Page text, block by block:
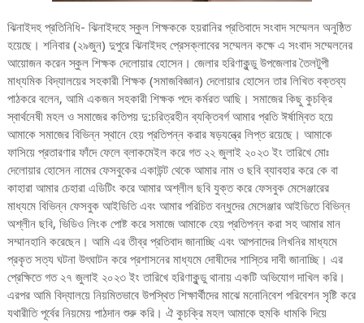
ঝিনাইদহ প্রতিনিধি- ঝিনাইদহে স্কুল শিক্ষককে হয়রানির প্রতিবাদে সংবাদ সম্মেলন অনুষ্ঠিত
হয়েছে। শনিবার (২৯জুন) দুপুরে ঝিনাইদহ প্রেসক্লাবের সম্মেলন কক্ষে এ সংবাদ সম্মেলনের
আয়োজন করেন স্কুল শিক্ষক দেলোয়ার হোসেন। জেলার হরিণাকুন্ডু উপজেলার তৈলটুপী
মাধ্যমিক বিদ্যালয়ের সহকারী শিক্ষক (সমাজবিজ্ঞান) দেলোয়ার হোসেন তার লিখিত বক্তব্য
পাঠকরে বলেন, আমি একজন সহকারী শিক্ষক পদে কর্মরত আছি। সমাজের কিছু কুচক্রি
স্বার্থনেষী মহল ও সমাজের কতিপয় দু:চরিত্রহীন ব্যক্তিবর্গ আমার প্রতি ঈর্ষাম্বিত হয়ে
আমাকে সমাজের বিভিন্ন স্থানে হেয় প্রতিপন্ন করার ষড়যন্ত্রে লিপ্ত রয়েছে। আমাকে
ফাসিয়ে প্রতারণার ফাঁদে ফেলে ব্লাকমেইল করে গত ২২ জুলাই ২০২৩ ইং তারিখে মোঃ
দেলোয়ার হোসেন নামের ফেসবুকের একাউন্ট থেকে আমার নাম ও ছবি ব্যাবহার করে কে বা
কাহারা আমার চেহারা এডিটিং করে আমার অশ্লীল ছবি যুক্ত করে ফেসবুক মেসেঞ্জারের
মাধ্যমে বিভিন্ন ফেসবুক আইডিতি এবং আমার পরিচিত বন্ধুদের মেসেঞ্জার আইডিতে বিভিন্ন
অশ্লীন ছবি, ভিডিও লিংক পোষ্ট করে সমাজে আমাকে হেয় প্রতিপন্ন করা সহ আমার মান
সম্মানহানি করেছেন। আমি এর তীব্র প্রতিবাদ জানাচ্ছি এবং আপনাদের লিখনির মাধ্যমে
প্রকৃত সত্য ঘটনা উৎঘাটন করে প্রশাসনের মাধ্যমে দোষীদের শাস্তির দাবী জানাচ্ছি। এর
প্রেক্ষিতে গত ২৭ জুলাই ২০২৩ ইং তারিখে হরিণাকুন্ডু থানায় একটি অভিযোগ দাখিল করি।
এরপর আমি বিদ্যালয়ে নিয়মিতভাবে উপস্থিত শিক্ষার্থীদের মাঝে মনোনিবেশ পরিবেশন সৃষ্টি করে
যথারীতি পূর্বের নিয়মেয় পাঠদান শুরু করি। ঐ কুচক্রি মহল আমাকে হুমকি ধামকি দিয়ে